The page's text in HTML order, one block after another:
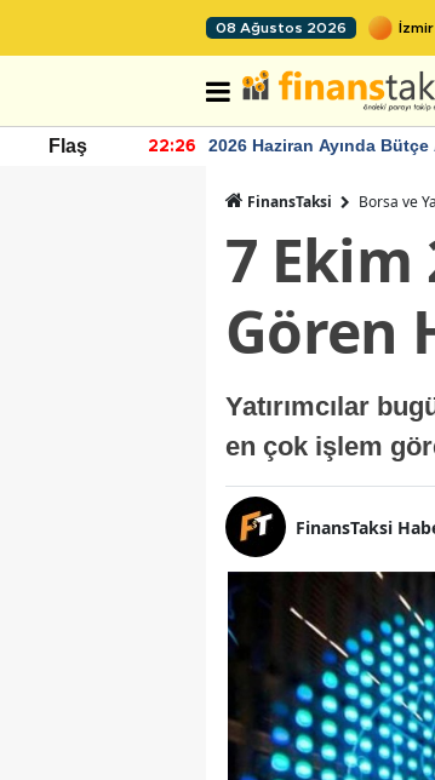
08 Ağustos 2026
Flaş 22:26
2026 Haziran Ayında Bütçe
FinansTaksi Borsa ve
7 Ekim
Gören
Yatırımcılar
en çok işlem
FinansTaksi